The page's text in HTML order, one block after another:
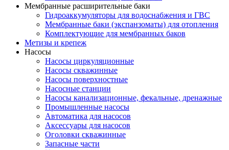
Мембранные расширительные баки
Гидроаккумуляторы для водоснабжения и ГВС
Мембранные баки (экспанзоматы) для отопления
Комплектующие для мембранных баков
Метизы и крепеж
Насосы
Насосы циркуляционные
Насосы скважинные
Насосы поверхностные
Насосные станции
Насосы канализационные, фекальные, дренажные
Промышленные насосы
Автоматика для насосов
Аксессуары для насосов
Оголовки скважинные
Запасные части